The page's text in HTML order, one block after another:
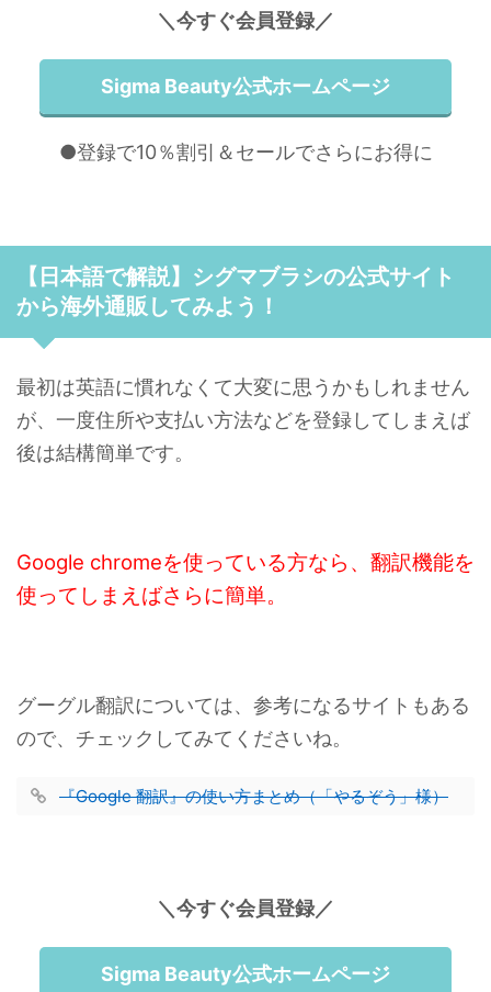
＼今すぐ会員登録／
Sigma Beauty公式ホームページ
●登録で10％割引＆セールでさらにお得に
【日本語で解説】シグマブラシの公式サイト
から海外通販してみよう！
最初は英語に慣れなくて大変に思うかもしれません
が、一度住所や支払い方法などを登録してしまえば
後は結構簡単です。
Google chromeを使っている方なら、翻訳機能を
使ってしまえばさらに簡単。
グーグル翻訳については、参考になるサイトもある
ので、チェックしてみてくださいね。
『Google 翻訳』の使い方まとめ（「やるぞう」様）
＼今すぐ会員登録／
Sigma Beauty公式ホームページ